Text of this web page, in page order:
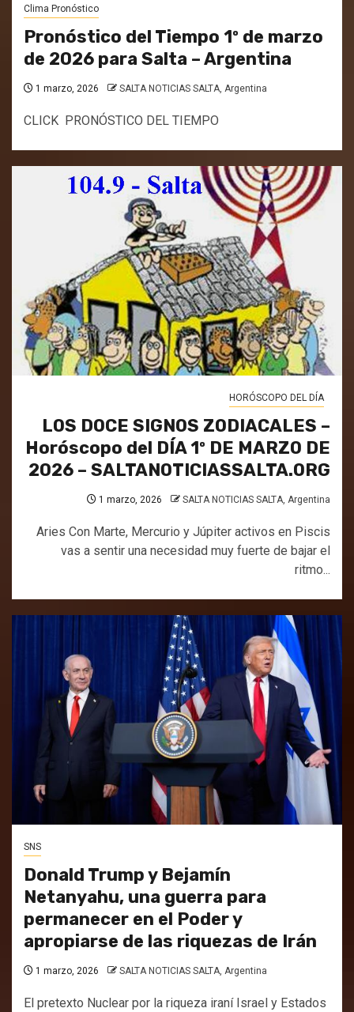
Clima Pronóstico
Pronóstico del Tiempo 1º de marzo
de 2026 para Salta – Argentina
1 marzo, 2026 SALTA NOTICIAS SALTA, Argentina
CLICK PRONÓSTICO DEL TIEMPO
HORÓSCOPO DEL DÍA
LOS DOCE SIGNOS ZODIACALES –
Horóscopo del DÍA 1º DE MARZO DE
2026 – SALTANOTICIASSALTA.ORG
1 marzo, 2026 SALTA NOTICIAS SALTA, Argentina
Aries Con Marte, Mercurio y Júpiter activos en Piscis
vas a sentir una necesidad muy fuerte de bajar el
ritmo...
SNS
Donald Trump y Bejamín
Netanyahu, una guerra para
permanecer en el Poder y
apropiarse de las riquezas de Irán
1 marzo, 2026 SALTA NOTICIAS SALTA, Argentina
El pretexto Nuclear por la riqueza iraní Israel y Estados